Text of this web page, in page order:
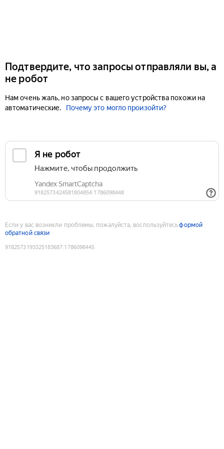
Подтвердите, что запросы отправляли вы, а
не робот
Нам очень жаль, но запросы с вашего устройства похожи на
автоматические.
Почему это могло произойти?
Если у вас возникли проблемы, пожалуйста, воспользуйтесьформой
обратной связи
9182573193325183687:1786098445